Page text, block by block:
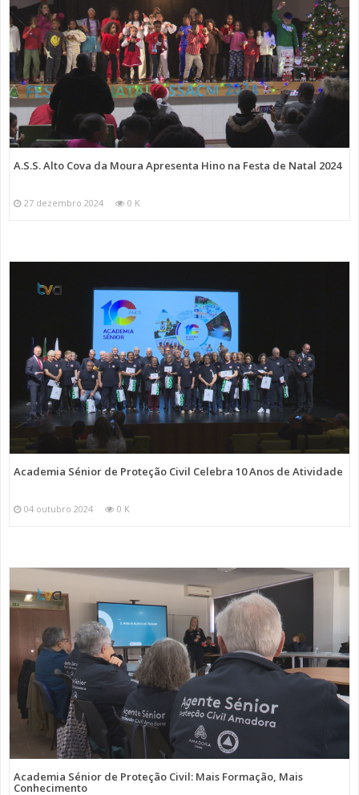
A.S.S. Alto Cova da Moura Apresenta Hino na Festa de Natal 2024
27 dezembro 2024 0 K
Academia Sénior de Proteção Civil Celebra 10 Anos de Atividade
04 outubro 2024 0 K
Academia Sénior de Proteção Civil: Mais Formação, Mais
Conhecimento